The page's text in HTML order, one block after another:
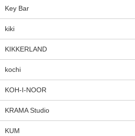
Key Bar
kiki
KIKKERLAND
kochi
KOH-I-NOOR
KRAMA Studio
KUM